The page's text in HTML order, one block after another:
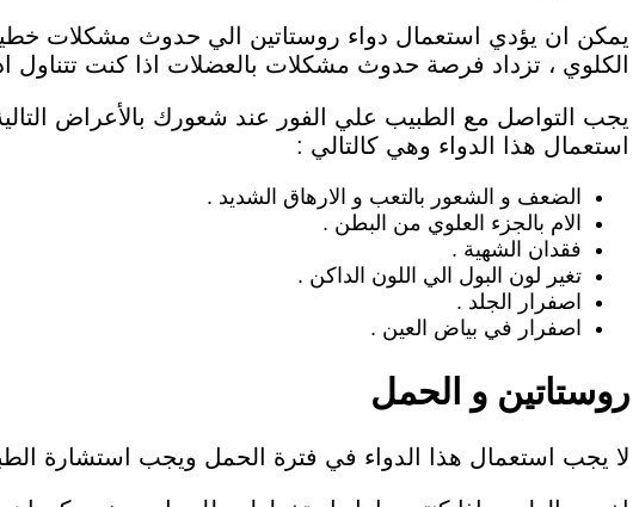
يمكن ان يؤدي استعمال دواء روستاتين الي حدوث مشكلات
الكلوي ، تزداد فرصة حدوث مشكلات بالعضلات اذا كنت تتناول
يجب التواصل مع الطبيب علي الفور عند شعورك بالأعراض
استعمال هذا الدواء وهي كالتالي :
الضعف و الشعور بالتعب و الارهاق الشديد .
الام بالجزء العلوي من البطن .
فقدان الشهية .
تغير لون البول الي اللون الداكن .
اصفرار الجلد .
اصفرار في بياض العين .
روستاتين و الحمل
لا يجب استعمال هذا الدواء في فترة الحمل ويجب استشارة